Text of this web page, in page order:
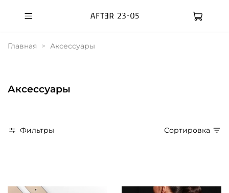
Главная Аксессуары
Аксессуары
Фильтры Сортировка